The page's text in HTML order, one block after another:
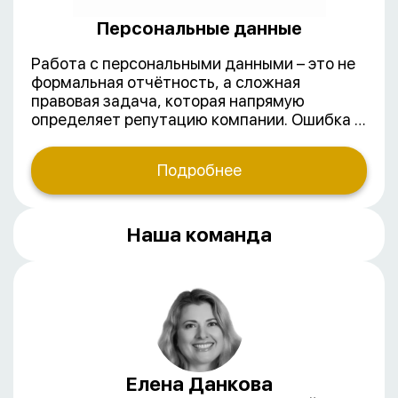
Персональные данные
Работа с персональными данными – это не
формальная отчётность, а сложная
правовая задача, которая напрямую
определяет репутацию компании. Ошибка в
грозит миллионными штрафами,
судебными исками и блокировкой сервисов.
Наши консультанты помогут привести ваш
персональных данных» и требованиями
Подробнее
Наша команда
Елена Данкова